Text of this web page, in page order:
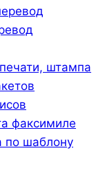
штампа
факсимиле
по шаблону